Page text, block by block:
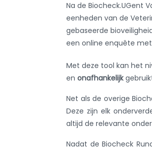
Na de Biocheck.UGent
eenheden van de
gebaseerde
een online enquête
Met deze tool kan het
en onafhankelijk
Net als de overige
Deze zijn elk
altijd de relevante
Nadat de Biocheck